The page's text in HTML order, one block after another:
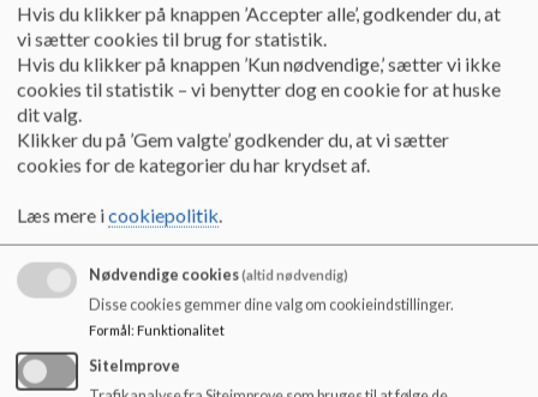
LEDIGT LEGAT
”Den Classenske Legatskoles Understøttelsesfond” uddeler årligt 2
legatportioner á kr. 15.000 til børn af Forsvarets befalingsmænd af
statens højere læreanstalter eller anden videregående uddannelse.
Der tildeles ikke legat til børn af officerer på det militære chefniveau.
Ansøgerne prioriteres i forhold til, om de er optaget på et fremtidigt
studieophold i udlandet, har afsluttet en bacheloruddannelse og er
Hvis du klikker på knappen ’Accepter alle’, godkender du, at
vi sætter cookies til brug for statistik.
Hvis du klikker på knappen ’Kun nødvendige,’ sætter vi ikke
cookies til statistik – vi benytter dog en cookie for at huske
dit valg.
Klikker du på ’Gem valgte’ godkender du, at vi sætter
cookies for de kategorier du har krydset af.
Læs mere icookiepolitik.
Nødvendige cookies(altid nødvendig)
Disse cookies gemmer dine valg om cookieindstillinger.
Formål: Funktionalitet
SiteImprove